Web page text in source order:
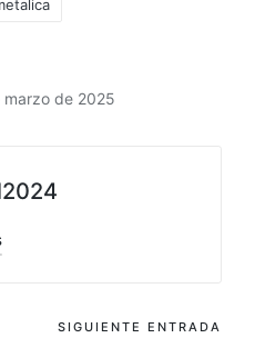
de 2025
SIGUIENTE ENTRADA